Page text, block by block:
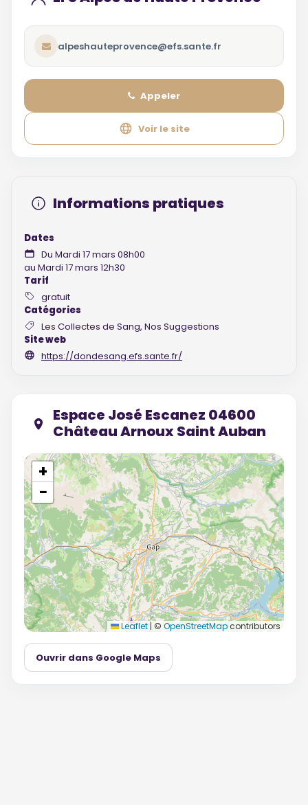
alpeshauteprovence@efs.sante.fr
Appeler
Voir le site
Informations pratiques
Dates
Du Mardi 17 mars 08h00
au Mardi 17 mars 12h30
Tarif
gratuit
Catégories
Les Collectes de Sang, Nos Suggestions
Site web
https://dondesang.efs.sante.fr/
Espace José Escanez 04600
Château Arnoux Saint Auban
+
−
Leaflet | © OpenStreetMapcontributors
Ouvrir dans Google Maps